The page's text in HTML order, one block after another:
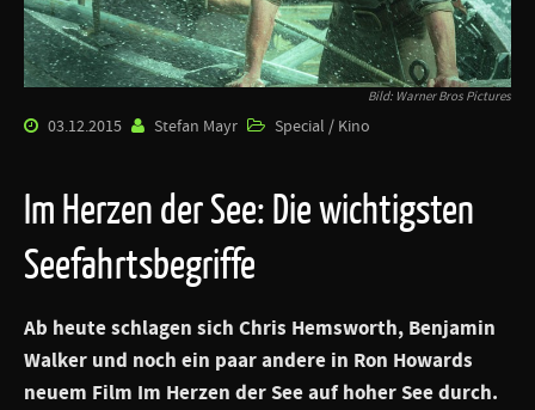
Bild: Warner Bros Pictures
03.12.2015 Stefan Mayr Special / Kino
Im Herzen der See: Die wichtigsten
Seefahrtsbegriffe
Ab heute schlagen sich Chris Hemsworth, Benjamin
Walker und noch ein paar andere in Ron Howards
neuem Film Im Herzen der See auf hoher See durch.